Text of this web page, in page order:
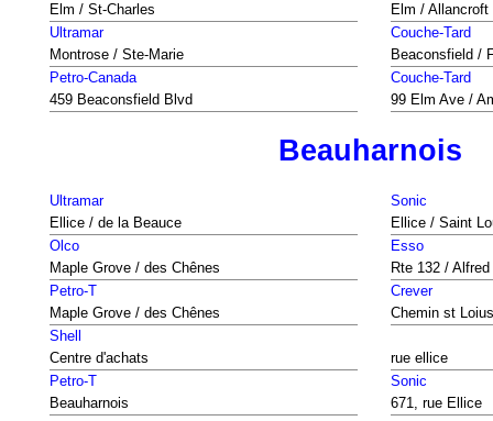
Elm / St-Charles
Elm / Allancroft
Ultramar
Montrose / Ste-Marie
Couche-Tard
Beaconsfield /
Petro-Canada
459 Beaconsfield Blvd
Couche-Tard
99 Elm Ave /
Beauharnois
Ultramar
Ellice / de la Beauce
Sonic
Ellice / Saint
Olco
Maple Grove / des Chênes
Esso
Rte 132 /
Petro-T
Maple Grove / des Chênes
Crever
Chemin st Loius
Shell
Centre d'achats
rue ellice
Petro-T
Beauharnois
Sonic
671, rue Ellice